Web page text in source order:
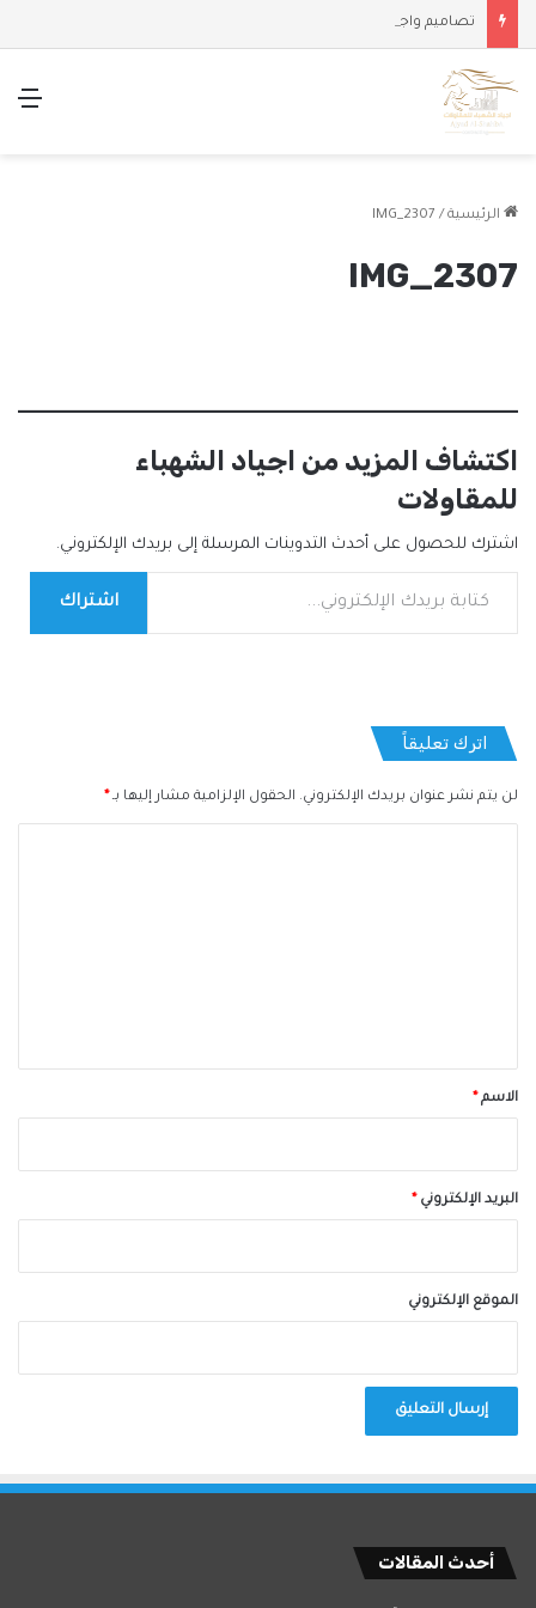
تصاميم واجهات وملاحق حديثة
الرئيسية /
IMG_2307
IMG_2307
اكتشاف المزيد من اجياد الشهباء
للمقاولات
اشترك للحصول على أحدث التدوينات المرسلة إلى بريدك الإلكتروني.
كتابة بريدك الإلكتروني...
اشتراك
اترك تعليقاً
لن يتم نشر عنوان بريدك الإلكتروني. الحقول الإلزامية مشار إليها بـ*
*الاسم*
البريد الإلكتروني*
الموقع الإلكتروني
أحدث المقالات